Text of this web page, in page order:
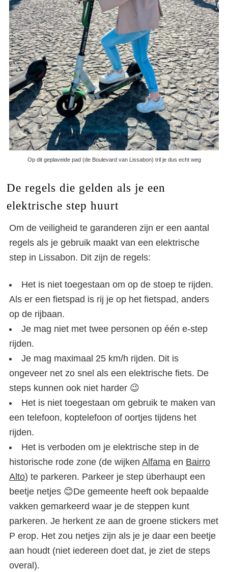
Op dit geplaveide pad (de Boulevard van Lissabon) tril je dus echt weg
De regels die gelden als je een
elektrische step huurt
Om de veiligheid te garanderen zijn er een aantal
regels als je gebruik maakt van een elektrische
step in Lissabon. Dit zijn de regels:
Het is niet toegestaan om op de stoep te rijden.
Als er een fietspad is rij je op het fietspad, anders
op de rijbaan.
Je mag niet met twee personen op één e-step
rijden.
Je mag maximaal 25 km/h rijden. Dit is
ongeveer net zo snel als een elektrische fiets. De
steps kunnen ook niet harder 😉
Het is niet toegestaan om gebruik te maken van
een telefoon, koptelefoon of oortjes tijdens het
rijden.
Het is verboden om je elektrische step in de
historische rode zone (de wijken Alfama en Bairro
Alto) te parkeren. Parkeer je step überhaupt een
beetje netjes 😊De gemeente heeft ook bepaalde
vakken gemarkeerd waar je de steppen kunt
parkeren. Je herkent ze aan de groene stickers met
P erop. Het zou netjes zijn als je je daar een beetje
aan houdt (niet iedereen doet dat, je ziet de steps
overal).